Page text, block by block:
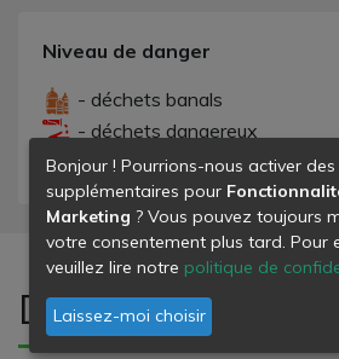
Niveau de danger
- déchets banals
- déchets dangereux
- déchets inertes
Déchets refusés
Bonjour ! Pourrions-nous activer des
supplémentaires pour
Marketing ? Vous pouvez toujours
votre consentement plus tard. Pour
veuillez lire notre politique de
Laissez-moi choisir